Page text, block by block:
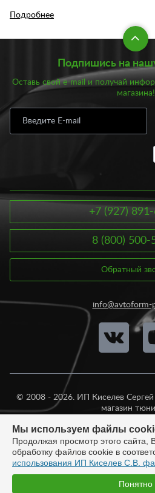
Подробнее
Подпишись на
Оставь свой e-mail и получай
магазина!
+7 (927)
8 (800) 500-
Обратный
info@avtoform-
© 2008 - 2026. ИП Киселев Сергей
магазин
Разработка:
Мы используем файлы
Продолжая просмотр этого сайта,
обработку файлов cookie в
использования ИП Киселев С.В.
Понятно